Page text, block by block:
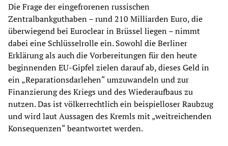
Die Frage der eingefrorenen russischen
Zentralbankguthaben – rund 210 Milliarden Euro, die
überwiegend bei Euroclear in Brüssel liegen – nimmt
dabei eine Schlüsselrolle ein. Sowohl die Berliner
Erklärung als auch die Vorbereitungen für den heute
beginnenden EU-Gipfel zielen darauf ab, dieses Geld in
ein „Reparationsdarlehen“ umzuwandeln und zur
Finanzierung des Kriegs und des Wiederaufbaus zu
nutzen. Das ist völkerrechtlich ein beispielloser Raubzug
und wird laut Aussagen des Kremls mit „weitreichenden
Konsequenzen“ beantwortet werden.